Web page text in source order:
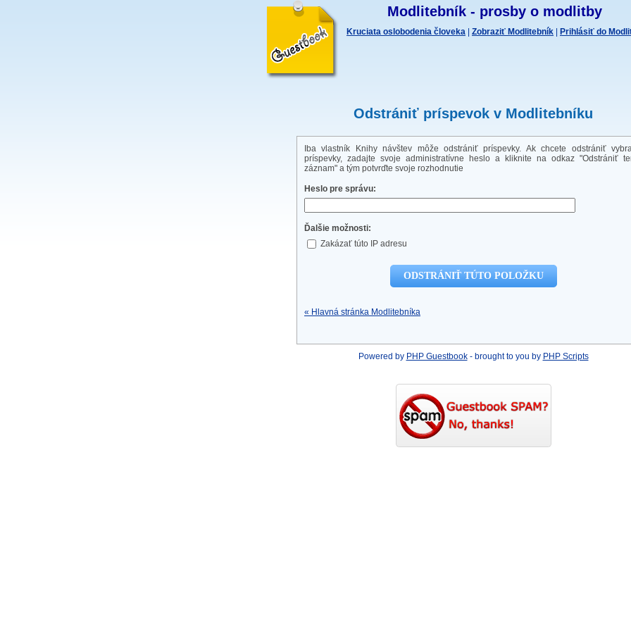
Modlitebník - prosby o modlitby
Kruciata oslobodenia človeka Zobraziť Modlitebník Prihlásiť do
Odstrániť príspevok v Modlitebníku
Iba vlastník Knihy návštev môže odstrániť príspevky. Ak chcete odstrániť
príspevky, zadajte svoje administratívne heslo a kliknite na odkaz "Odstrániť
záznam" a tým potvrďte svoje rozhodnutie
Heslo pre správu:
Ďalšie možnosti:
Zakázať túto IP adresu
« Hlavná stránka Modlitebníka
Powered by PHP Guestbook- brought to you by PHP Scripts